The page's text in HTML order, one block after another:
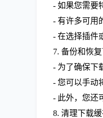
- 如果您需要
- 有许多可用
- 在选择插件
7. 备份和恢复
- 为了确保下
- 您可以手动
- 此外，您还
8. 清理下载缓